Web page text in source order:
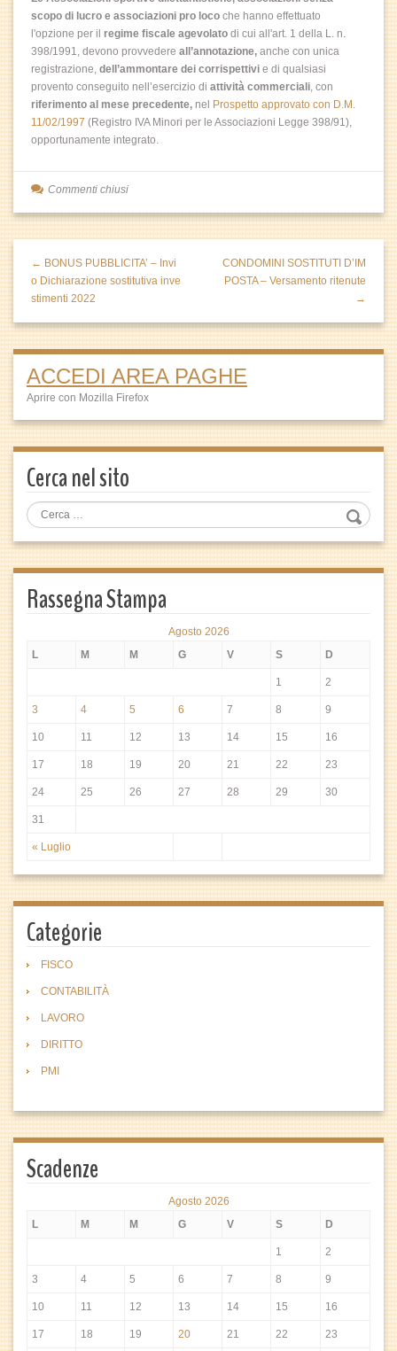
scopo di lucro e associazioni pro loco che hanno effettuato
l'opzione per il regime fiscale agevolato di cui all'art. 1 della L. n.
398/1991, devono provvedere all’annotazione, anche con unica
registrazione, dell’ammontare dei corrispettivi e di qualsiasi
provento conseguito nell’esercizio di attività commerciali, con
riferimento al mese precedente, nel
Prospetto approvato con D.M.
11/02/1997 (Registro IVA Minori per le Associazioni Legge 398/91),
opportunamente integrato.
Commenti chiusi
← BONUS PUBBLICITA’ – Invi
o Dichiarazione sostitutiva inve
stimenti 2022
CONDOMINI SOSTITUTI D’IM
POSTA – Versamento ritenute
→
ACCEDI AREA PAGHE
Aprire con Mozilla Firefox
Cerca nel sito
Rassegna Stampa
Agosto 2026
L
M M G V S D
« Luglio
1 2
3 4 5 6 7 8 9
10 11 12 13 14 15 16
17 18 19 20 21 22 23
24 25 26 27 28 29 30
31
Categorie
FISCO
CONTABILITÀ
LAVORO
DIRITTO
PMI
Scadenze
Agosto 2026
L
M M G V S D
1 2
3 4 5 6 7 8 9
10 11 12 13 14 15 16
17 18 19 20 21 22 23